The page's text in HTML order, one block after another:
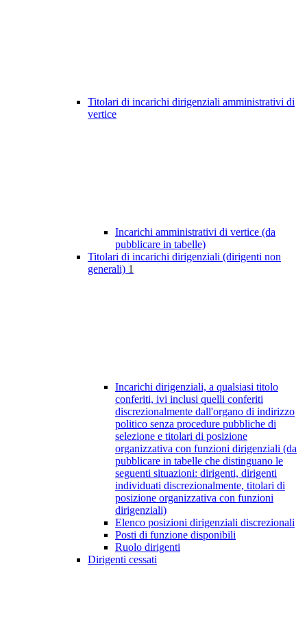
Titolari di incarichi dirigenziali amministrativi di
vertice
Incarichi amministrativi di vertice (da
pubblicare in tabelle)
Titolari di incarichi dirigenziali (dirigenti non
generali) 1
Incarichi dirigenziali, a qualsiasi titolo
conferiti, ivi inclusi quelli conferiti
discrezionalmente dall'organo di indirizzo
politico senza procedure pubbliche di
selezione e titolari di posizione
organizzativa con funzioni dirigenziali (da
pubblicare in tabelle che distinguano le
seguenti situazioni: dirigenti, dirigenti
individuati discrezionalmente, titolari di
posizione organizzativa con funzioni
dirigenziali)
Elenco posizioni dirigenziali discrezionali
Posti di funzione disponibili
Ruolo dirigenti
Dirigenti cessati